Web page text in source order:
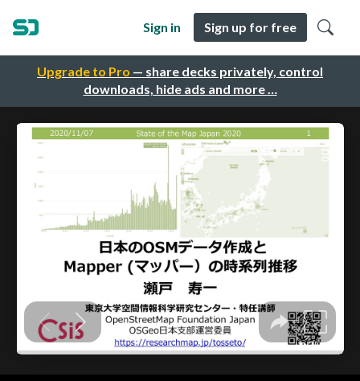
Upgrade to Pro — share decks privately, control
downloads, hide ads and more …
Sign in Sign up for free